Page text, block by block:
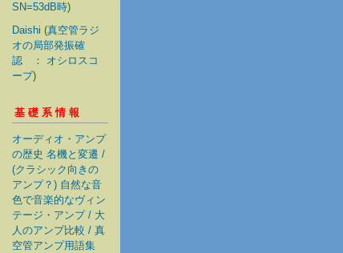
SN=53dB時)
Daishi (真空管ラジ
オの局部発振確
認 ： オシロスコ
ープ)
基礎系情報
オーディオ・アンプ
の歴史 名機と変遷 /
(クラシック向きの
アンプ？) 自然な音
色で音楽的なヴィン
テージ・アンプ / 大
人のアンプ比較 / 真
空管アンプ用語集